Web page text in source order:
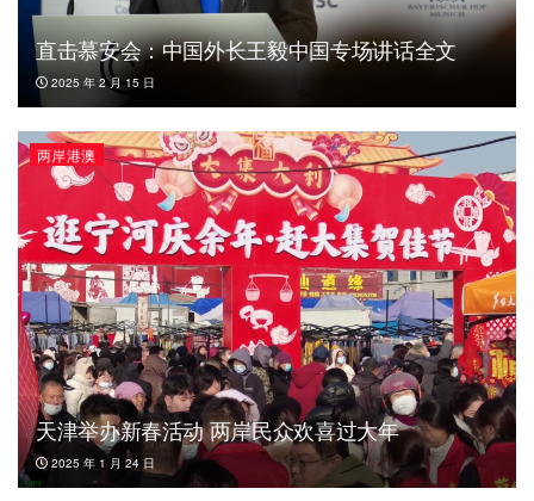
直击慕安会：中国外长王毅中国专场讲话全文
2025 年 2 月 15 日
两岸港澳
天津举办新春活动 两岸民众欢喜过大年
2025 年 1 月 24 日